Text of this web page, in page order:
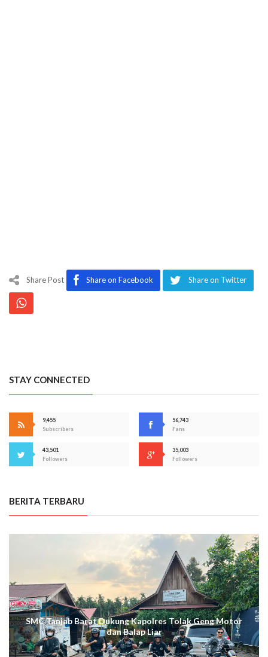
Share Post Share on Facebook Share on Twitter
STAY CONNECTED
9,455
Subscribers
56,743
Fans
43,501
Followers
35,003
Followers
BERITA TERBARU
SMC Tanjab Barat Dukung Kapolres Tolak Geng Motor
dan Balap Liar